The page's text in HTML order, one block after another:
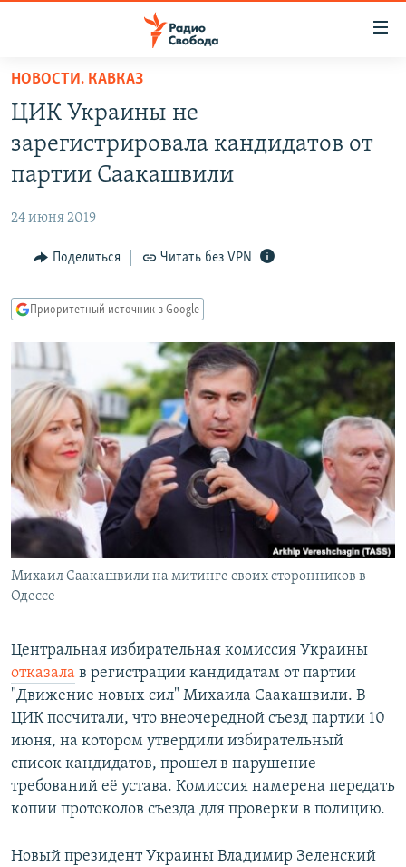
упрощенного
доступа
основному
Вернутся
Вернутся
поиску
ПОДКАСТЫ
АВТОРСКИЕ ПРОЕКТЫ
МНЕНИЯ
КУЛЬТУРА
КАВКАЗ.РЕАЛИИ
СИБИРЬ.РЕАЛИИ
РАСПИСАНИЕ ВЕЩАНИЯ
ПОДПИШИТЕСЬ НА РАССЫЛКУ
СОЦИАЛЬНЫЕ СЕТИ
НОВОСТИ. КАВКАЗ
ЦИК Украины не
зарегистрировала кандидатов от
партии Саакашвили
24 июня 2019
Поделиться Читать без VPN
Приоритетный источник в Google
Михаил Саакашвили на митинге своих сторонников в
Одессе
Центральная избирательная комиссия Украины
отказала в регистрации кандидатам от партии
"Движение новых сил" Михаила Саакашвили. В
ЦИК посчитали, что внеочередной съезд партии 10
июня, на котором утвердили избирательный
список кандидатов, прошел в нарушение
требований её устава. Комиссия намерена передать
копии протоколов съезда для проверки в полицию.
Новый президент Украины Владимир Зеленский